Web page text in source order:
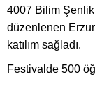
4007 Bilim
düzenlenen
katılım sağladı.
Festivalde 500